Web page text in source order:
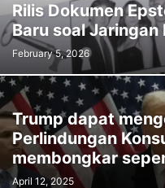
Rilis Dokumen
Baru soal Jaringan
February 5, 2026
Trump dapat
Perlindungan
membongkar
April 12, 2025